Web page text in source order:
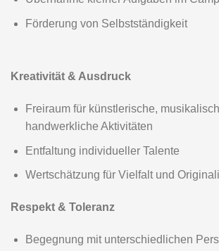
Programm
Sternengucker